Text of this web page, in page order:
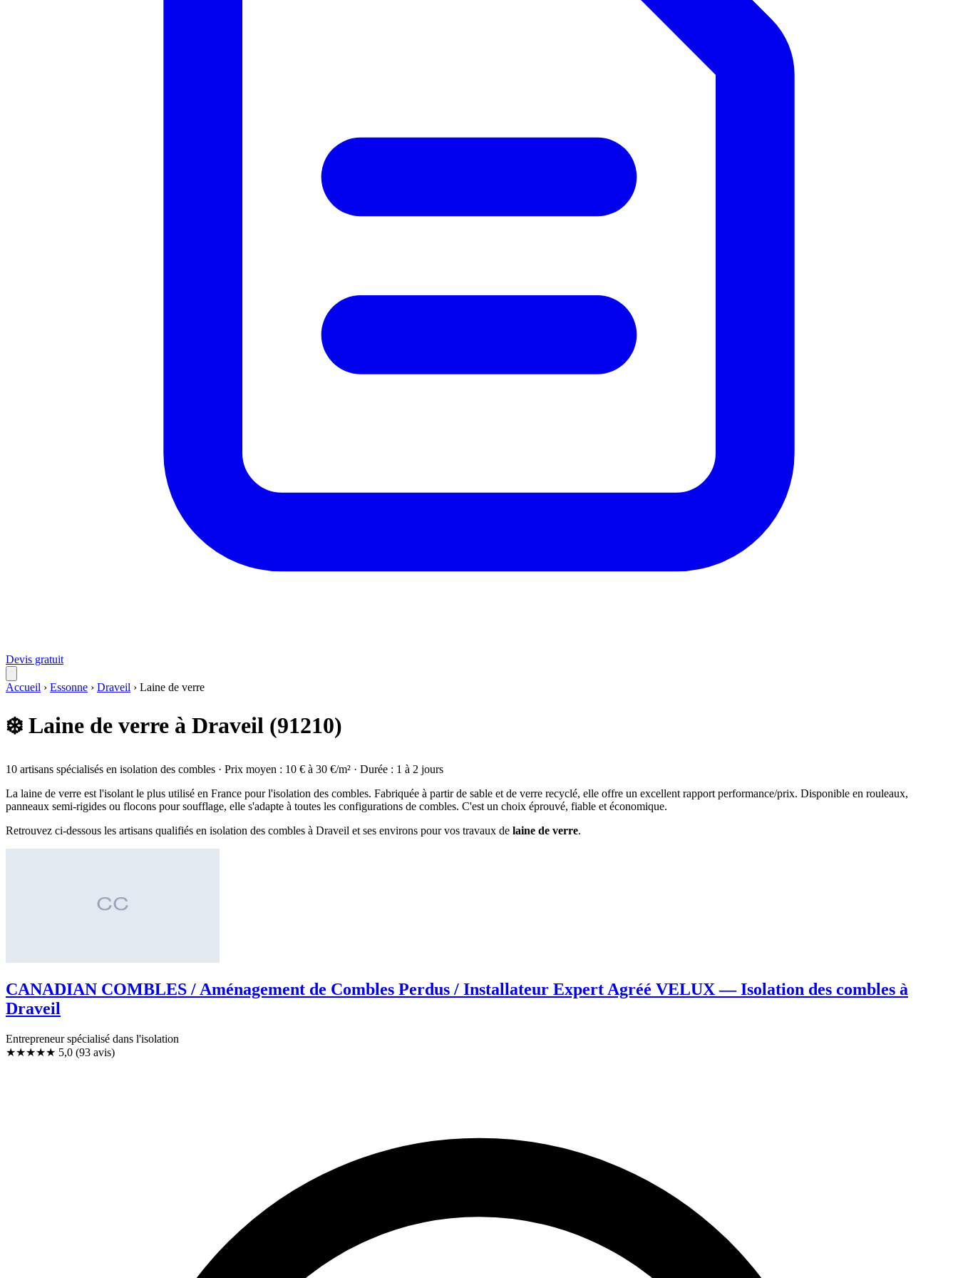
Devis gratuit
Accueil › Essonne › Draveil › Laine de verre
❄️ Laine de verre à Draveil (91210)
10 artisans spécialisés en isolation des combles · Prix moyen : 10 € à 30 €/m² · Durée : 1 à 2 jours
La laine de verre est l'isolant le plus utilisé en France pour l'isolation des combles. Fabriquée à partir de sable et de verre recyclé, elle offre un excellent rapport performance/prix. Disponible en rouleaux,
panneaux semi-rigides ou flocons pour soufflage, elle s'adapte à toutes les configurations de combles. C'est un choix éprouvé, fiable et économique.
Retrouvez ci-dessous les artisans qualifiés en isolation des combles à Draveil et ses environs pour vos travaux de laine de verre.
CANADIAN COMBLES / Aménagement de Combles Perdus / Installateur Expert Agréé VELUX — Isolation des combles à
Draveil
Entrepreneur spécialisé dans l'isolation
★★★★★ 5,0 (93 avis)